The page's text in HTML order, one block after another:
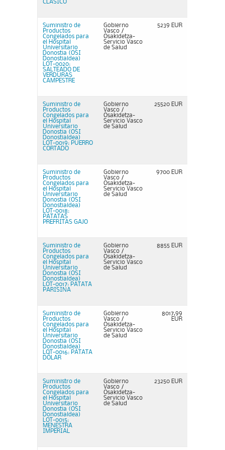
CLÁSICO
Suministro de
Productos
Congelados para
el Hospital
Universitario
Donostia (OSI
Donostialdea)
LOT-0020:
SALTEADO DE
VERDURAS
CAMPESTRE
Gobierno
Vasco /
Osakidetza-
Servicio Vasco
de Salud
5239 EUR
Suministro de
Productos
Congelados para
el Hospital
Universitario
Donostia (OSI
Donostialdea)
LOT-0019: PUERRO
CORTADO
Gobierno
Vasco /
Osakidetza-
Servicio Vasco
de Salud
25520 EUR
Suministro de
Productos
Congelados para
el Hospital
Universitario
Donostia (OSI
Donostialdea)
LOT-0018:
PATATAS
PREFRITAS GAJO
Gobierno
Vasco /
Osakidetza-
Servicio Vasco
de Salud
9700 EUR
Suministro de
Productos
Congelados para
el Hospital
Universitario
Donostia (OSI
Donostialdea)
LOT-0017: PATATA
PARISINA
Gobierno
Vasco /
Osakidetza-
Servicio Vasco
de Salud
8855 EUR
Suministro de
Productos
Congelados para
el Hospital
Universitario
Donostia (OSI
Donostialdea)
LOT-0016: PATATA
DÓLAR
Gobierno
Vasco /
Osakidetza-
Servicio Vasco
de Salud
8017,99
EUR
Suministro de
Productos
Congelados para
el Hospital
Universitario
Donostia (OSI
Donostialdea)
LOT-0015:
MENESTRA
IMPERIAL
Gobierno
Vasco /
Osakidetza-
Servicio Vasco
de Salud
23250 EUR